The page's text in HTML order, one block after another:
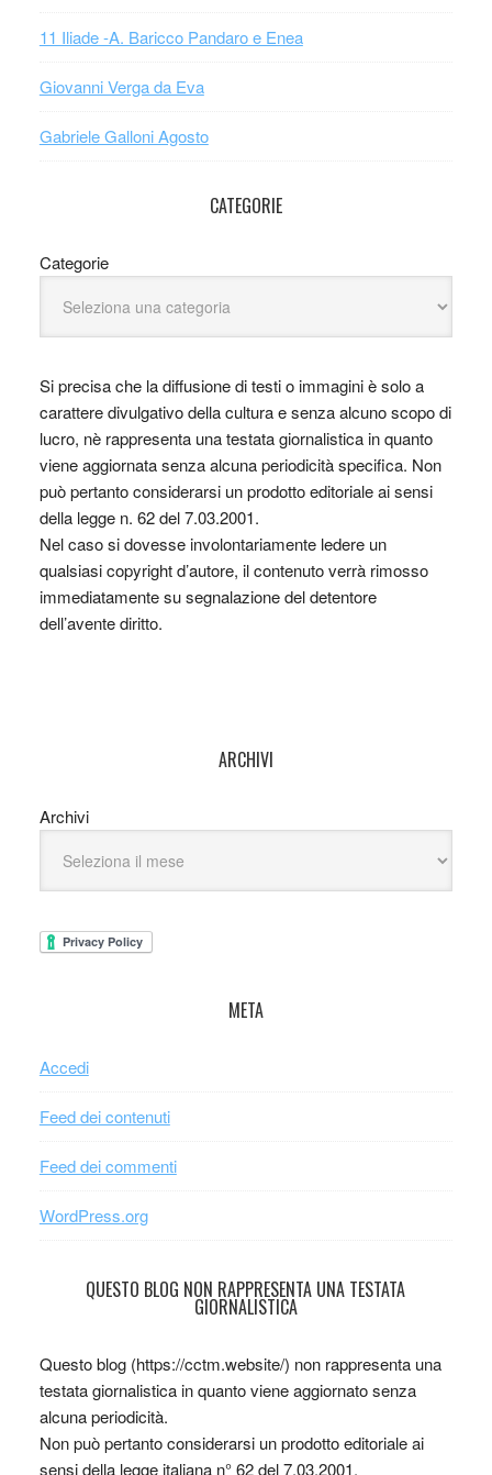
11 Iliade -A. Baricco Pandaro e Enea
Giovanni Verga da Eva
Gabriele Galloni Agosto
CATEGORIE
Categorie
Si precisa che la diffusione di testi o immagini è solo a
carattere divulgativo della cultura e senza alcuno scopo di
lucro, nè rappresenta una testata giornalistica in quanto
viene aggiornata senza alcuna periodicità specifica. Non
può pertanto considerarsi un prodotto editoriale ai sensi
della legge n. 62 del 7.03.2001.
Nel caso si dovesse involontariamente ledere un
qualsiasi copyright d’autore, il contenuto verrà rimosso
immediatamente su segnalazione del detentore
dell’avente diritto.
ARCHIVI
Archivi
META
Accedi
Feed dei contenuti
Feed dei commenti
WordPress.org
QUESTO BLOG NON RAPPRESENTA UNA TESTATA
GIORNALISTICA
Questo blog (https://cctm.website/) non rappresenta una
testata giornalistica in quanto viene aggiornato senza
alcuna periodicità.
Non può pertanto considerarsi un prodotto editoriale ai
sensi della legge italiana n° 62 del 7.03.2001.